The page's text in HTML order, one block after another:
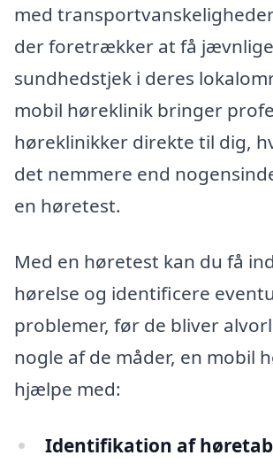
med
der foretrækker at få jævnlige
sundhedstjek i deres
mobil høreklinik bringer
høreklinikker direkte til dig,
det nemmere end
en høretest.
Med en høretest kan du få
hørelse og identificere
problemer, før de bliver
nogle af de måder, en mobil
hjælpe med:
Identifikation af